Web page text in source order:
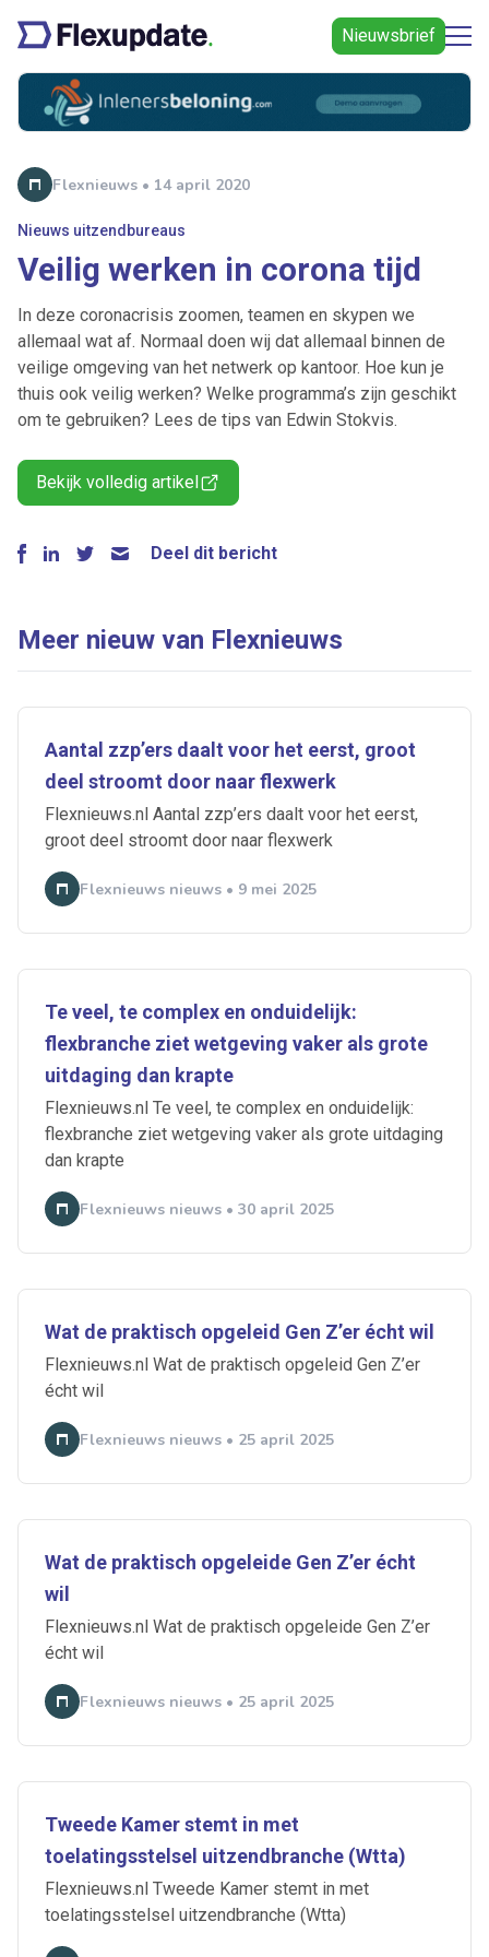
Nieuwsbrief
Flexnieuws • 14 april 2020
Nieuws uitzendbureaus
Veilig werken in corona tijd
In deze coronacrisis zoomen, teamen en skypen we
allemaal wat af. Normaal doen wij dat allemaal binnen de
veilige omgeving van het netwerk op kantoor. Hoe kun je
thuis ook veilig werken? Welke programma’s zijn geschikt
om te gebruiken? Lees de tips van Edwin Stokvis.
Bekijk volledig artikel
Deel dit bericht
Meer nieuw van Flexnieuws
Aantal zzp’ers daalt voor het eerst, groot
deel stroomt door naar flexwerk
Flexnieuws.nl Aantal zzp’ers daalt voor het eerst,
groot deel stroomt door naar flexwerk
Flexnieuws nieuws • 9 mei 2025
Te veel, te complex en onduidelijk:
flexbranche ziet wetgeving vaker als grote
uitdaging dan krapte
Flexnieuws.nl Te veel, te complex en onduidelijk:
flexbranche ziet wetgeving vaker als grote uitdaging
dan krapte
Flexnieuws nieuws • 30 april 2025
Wat de praktisch opgeleid Gen Z’er écht wil
Flexnieuws.nl Wat de praktisch opgeleid Gen Z’er
écht wil
Flexnieuws nieuws • 25 april 2025
Wat de praktisch opgeleide Gen Z’er écht
wil
Flexnieuws.nl Wat de praktisch opgeleide Gen Z’er
écht wil
Flexnieuws nieuws • 25 april 2025
Tweede Kamer stemt in met
toelatingsstelsel uitzendbranche (Wtta)
Flexnieuws.nl Tweede Kamer stemt in met
toelatingsstelsel uitzendbranche (Wtta)